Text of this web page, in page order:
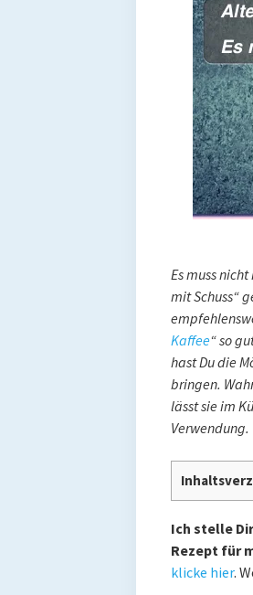
Es muss
mit Schuss“
Kaffee“ so
hast Du die
bringen.
lässt sie im
Verwendung.
Ich stelle
Rezept für
klicke hier.